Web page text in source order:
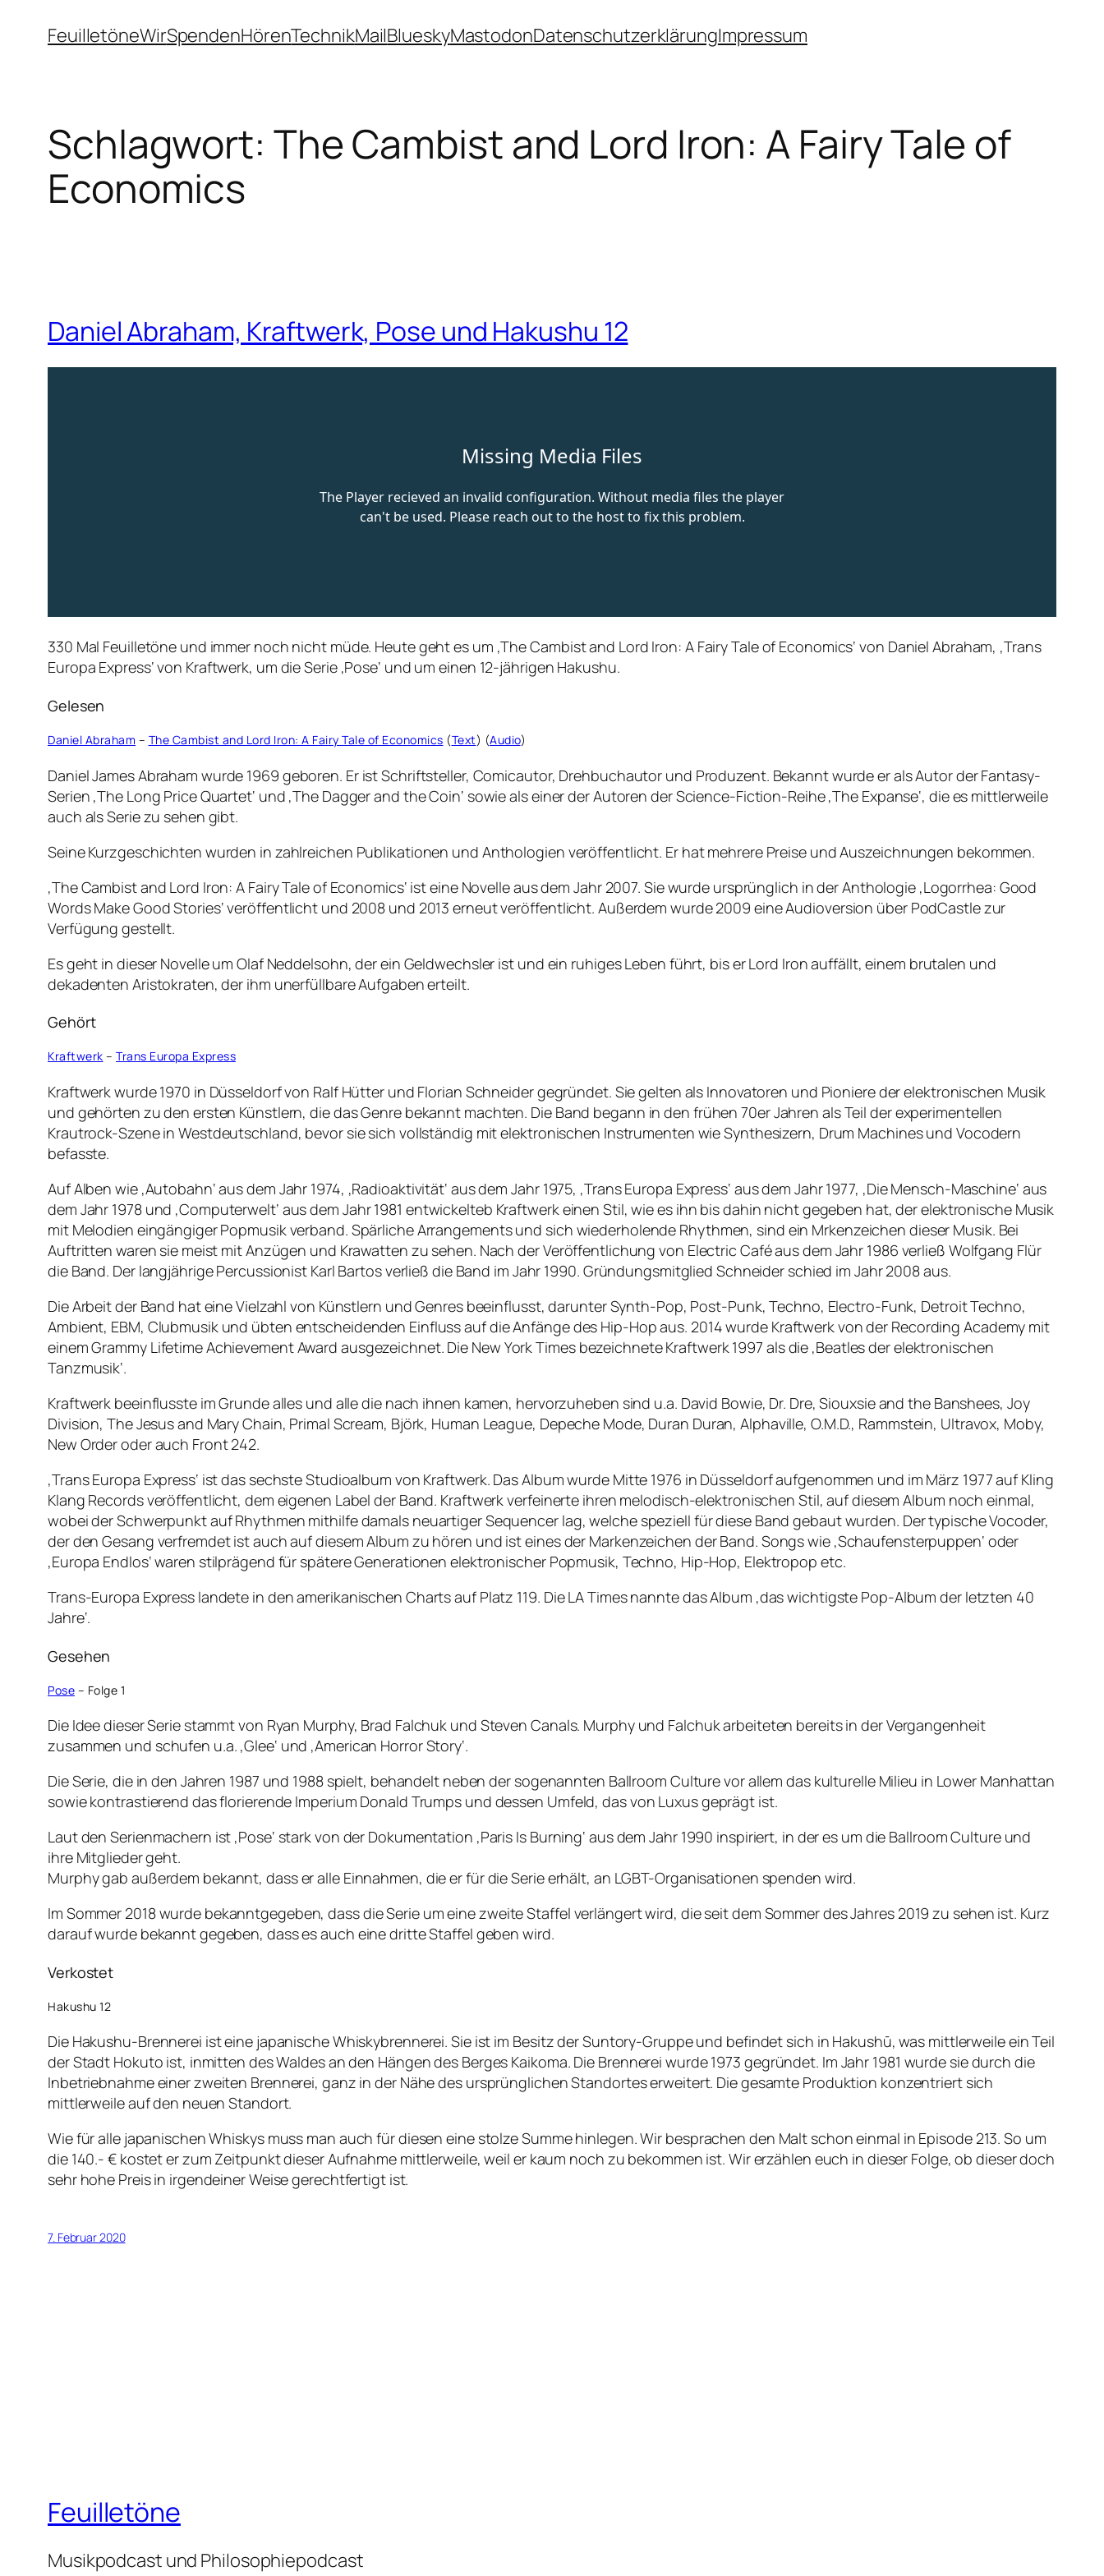
InhaltFeuilletöneWirSpendenHörenTechnikMailBlueskyMastodonDatenschutzerklärungImpressum
Schlagwort: The Cambist and Lord Iron: A Fairy Tale of
Economics
Daniel Abraham, Kraftwerk, Pose und Hakushu 12
330 Mal Feuilletöne und immer noch nicht müde. Heute geht es um ‚The Cambist and Lord Iron: A Fairy Tale of Economics‘ von Daniel Abraham, ‚Trans
Europa Express‘ von Kraftwerk, um die Serie ‚Pose‘ und um einen 12-jährigen Hakushu.
Gelesen
Daniel Abraham – The Cambist and Lord Iron: A Fairy Tale of Economics (Text) (Audio)
Daniel James Abraham wurde 1969 geboren. Er ist Schriftsteller, Comicautor, Drehbuchautor und Produzent. Bekannt wurde er als Autor der Fantasy-
Serien ‚The Long Price Quartet‘ und ‚The Dagger and the Coin‘ sowie als einer der Autoren der Science-Fiction-Reihe ‚The Expanse‘, die es mittlerweile
auch als Serie zu sehen gibt.
Seine Kurzgeschichten wurden in zahlreichen Publikationen und Anthologien veröffentlicht. Er hat mehrere Preise und Auszeichnungen bekommen.
‚The Cambist and Lord Iron: A Fairy Tale of Economics‘ ist eine Novelle aus dem Jahr 2007. Sie wurde ursprünglich in der Anthologie ‚Logorrhea: Good
Words Make Good Stories‘ veröffentlicht und 2008 und 2013 erneut veröffentlicht. Außerdem wurde 2009 eine Audioversion über PodCastle zur
Verfügung gestellt.
Es geht in dieser Novelle um Olaf Neddelsohn, der ein Geldwechsler ist und ein ruhiges Leben führt, bis er Lord Iron auffällt, einem brutalen und
dekadenten Aristokraten, der ihm unerfüllbare Aufgaben erteilt.
Gehört
Kraftwerk – Trans Europa Express
Kraftwerk wurde 1970 in Düsseldorf von Ralf Hütter und Florian Schneider gegründet. Sie gelten als Innovatoren und Pioniere der elektronischen Musik
und gehörten zu den ersten Künstlern, die das Genre bekannt machten. Die Band begann in den frühen 70er Jahren als Teil der experimentellen
Krautrock-Szene in Westdeutschland, bevor sie sich vollständig mit elektronischen Instrumenten wie Synthesizern, Drum Machines und Vocodern
befasste.
Auf Alben wie ‚Autobahn‘ aus dem Jahr 1974, ‚Radioaktivität‘ aus dem Jahr 1975, ‚Trans Europa Express‘ aus dem Jahr 1977, ‚Die Mensch-Maschine‘ aus
dem Jahr 1978 und ‚Computerwelt‘ aus dem Jahr 1981 entwickelteb Kraftwerk einen Stil, wie es ihn bis dahin nicht gegeben hat, der elektronische Musik
mit Melodien eingängiger Popmusik verband. Spärliche Arrangements und sich wiederholende Rhythmen, sind ein Mrkenzeichen dieser Musik. Bei
Auftritten waren sie meist mit Anzügen und Krawatten zu sehen. Nach der Veröffentlichung von Electric Café aus dem Jahr 1986 verließ Wolfgang Flür
die Band. Der langjährige Percussionist Karl Bartos verließ die Band im Jahr 1990. Gründungsmitglied Schneider schied im Jahr 2008 aus.
Die Arbeit der Band hat eine Vielzahl von Künstlern und Genres beeinflusst, darunter Synth-Pop, Post-Punk, Techno, Electro-Funk, Detroit Techno,
Ambient, EBM, Clubmusik und übten entscheidenden Einfluss auf die Anfänge des Hip-Hop aus. 2014 wurde Kraftwerk von der Recording Academy mit
einem Grammy Lifetime Achievement Award ausgezeichnet. Die New York Times bezeichnete Kraftwerk 1997 als die ‚Beatles der elektronischen
Tanzmusik‘.
Kraftwerk beeinflusste im Grunde alles und alle die nach ihnen kamen, hervorzuheben sind u.a. David Bowie, Dr. Dre, Siouxsie and the Banshees, Joy
Division, The Jesus and Mary Chain, Primal Scream, Björk, Human League, Depeche Mode, Duran Duran, Alphaville, O.M.D., Rammstein, Ultravox, Moby,
New Order oder auch Front 242.
‚Trans Europa Express‘ ist das sechste Studioalbum von Kraftwerk. Das Album wurde Mitte 1976 in Düsseldorf aufgenommen und im März 1977 auf Kling
Klang Records veröffentlicht, dem eigenen Label der Band. Kraftwerk verfeinerte ihren melodisch-elektronischen Stil, auf diesem Album noch einmal,
wobei der Schwerpunkt auf Rhythmen mithilfe damals neuartiger Sequencer lag, welche speziell für diese Band gebaut wurden. Der typische Vocoder,
der den Gesang verfremdet ist auch auf diesem Album zu hören und ist eines der Markenzeichen der Band. Songs wie ‚Schaufensterpuppen‘ oder
‚Europa Endlos‘ waren stilprägend für spätere Generationen elektronischer Popmusik, Techno, Hip-Hop, Elektropop etc.
Trans-Europa Express landete in den amerikanischen Charts auf Platz 119. Die LA Times nannte das Album ‚das wichtigste Pop-Album der letzten 40
Jahre‘.
Gesehen
Pose – Folge 1
Die Idee dieser Serie stammt von Ryan Murphy, Brad Falchuk und Steven Canals. Murphy und Falchuk arbeiteten bereits in der Vergangenheit
zusammen und schufen u.a. ‚Glee‘ und ‚American Horror Story‘.
Die Serie, die in den Jahren 1987 und 1988 spielt, behandelt neben der sogenannten Ballroom Culture vor allem das kulturelle Milieu in Lower Manhattan
sowie kontrastierend das florierende Imperium Donald Trumps und dessen Umfeld, das von Luxus geprägt ist.
Laut den Serienmachern ist ‚Pose‘ stark von der Dokumentation ‚Paris Is Burning‘ aus dem Jahr 1990 inspiriert, in der es um die Ballroom Culture und
ihre Mitglieder geht.
Murphy gab außerdem bekannt, dass er alle Einnahmen, die er für die Serie erhält, an LGBT-Organisationen spenden wird.
Im Sommer 2018 wurde bekanntgegeben, dass die Serie um eine zweite Staffel verlängert wird, die seit dem Sommer des Jahres 2019 zu sehen ist. Kurz
darauf wurde bekannt gegeben, dass es auch eine dritte Staffel geben wird.
Verkostet
Hakushu 12
Die Hakushu-Brennerei ist eine japanische Whiskybrennerei. Sie ist im Besitz der Suntory-Gruppe und befindet sich in Hakushū, was mittlerweile ein Teil
der Stadt Hokuto ist, inmitten des Waldes an den Hängen des Berges Kaikoma. Die Brennerei wurde 1973 gegründet. Im Jahr 1981 wurde sie durch die
Inbetriebnahme einer zweiten Brennerei, ganz in der Nähe des ursprünglichen Standortes erweitert. Die gesamte Produktion konzentriert sich
mittlerweile auf den neuen Standort.
Wie für alle japanischen Whiskys muss man auch für diesen eine stolze Summe hinlegen. Wir besprachen den Malt schon einmal in Episode 213. So um
die 140.- € kostet er zum Zeitpunkt dieser Aufnahme mittlerweile, weil er kaum noch zu bekommen ist. Wir erzählen euch in dieser Folge, ob dieser doch
sehr hohe Preis in irgendeiner Weise gerechtfertigt ist.
7. Februar 2020
Feuilletöne
Musikpodcast und Philosophiepodcast